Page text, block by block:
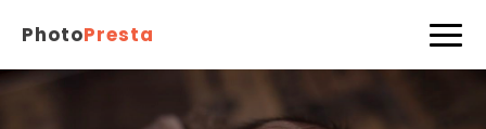
PhotoPresta